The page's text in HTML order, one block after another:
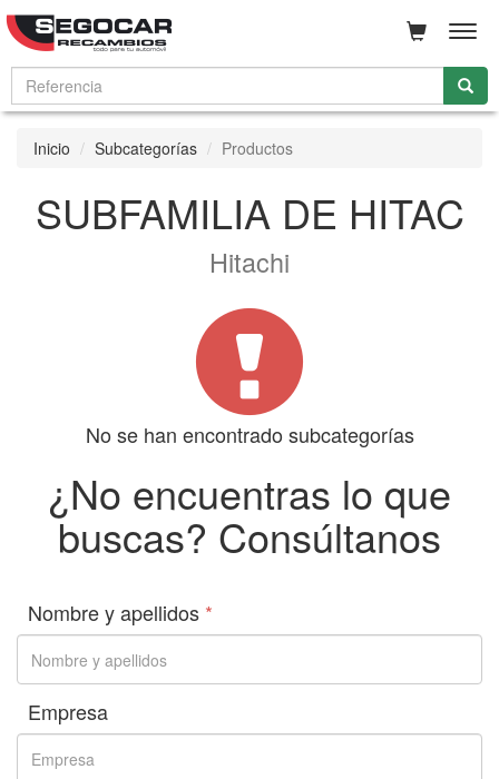
Inicio Subcategorías Productos
SUBFAMILIA DE HITAC
Hitachi
No se han encontrado subcategorías
¿No encuentras lo que
buscas? Consúltanos
Nombre y apellidos *
Empresa